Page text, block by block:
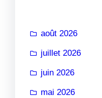
août 2026
juillet 2026
juin 2026
mai 2026